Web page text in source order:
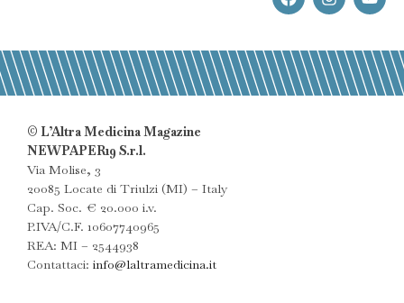
© L’Altra Medicina Magazine
NEWPAPER19 S.r.l.
Via Molise, 3
20085 Locate di Triulzi (MI) – Italy
Cap. Soc. € 20.000 i.v.
P.IVA/C.F. 10607740965
REA: MI – 2544938
Contattaci: info@laltramedicina.it